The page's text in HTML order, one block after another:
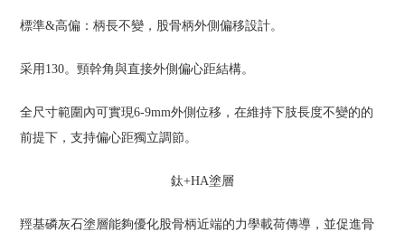
標準&高偏：柄長不變，股骨柄外側偏移設計。
采用130。頸幹角與直接外側偏心距結構。
全尺寸範圍內可實現6-9mm外側位移，在維持下肢長度不變的的
前提下，支持偏心距獨立調節。
鈦+HA塗層
羥基磷灰石塗層能夠優化股骨柄近端的力學載荷傳導，並促進骨